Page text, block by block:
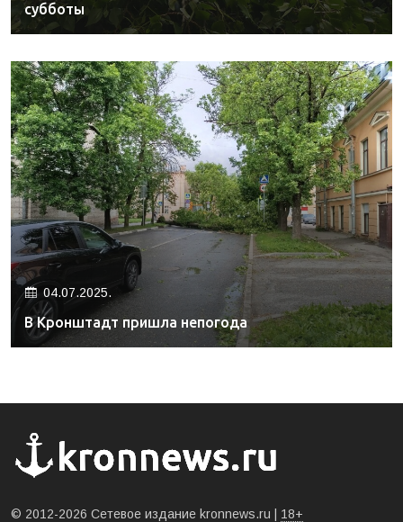
субботы
04.07.2025.
В Кронштадт пришла непогода
© 2012-2026 Сетевое издание kronnews.ru | 18+